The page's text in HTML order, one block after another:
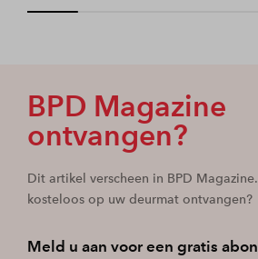
BPD Magazine
ontvangen?
Dit artikel verscheen in BPD
kosteloos op uw deurmat ontvangen?
Meld u aan voor een gratis